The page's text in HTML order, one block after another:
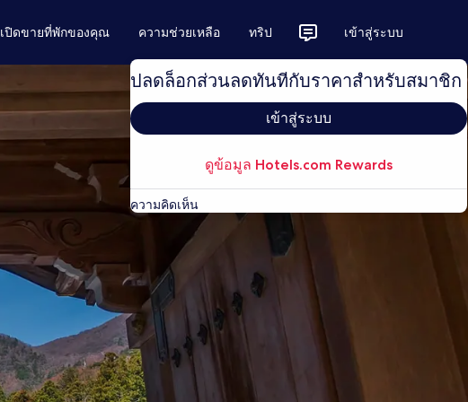
เปิดขายที่พักของคุณ ความช่วยเหลือ ทริป เข้าสู่ระบบ
ปลดล็อกส่วนลดทันทีกับราคาสำหรับสมาชิก
เข้าสู่ระบบ
ดูข้อมูล Hotels.com Rewards
ความคิดเห็น